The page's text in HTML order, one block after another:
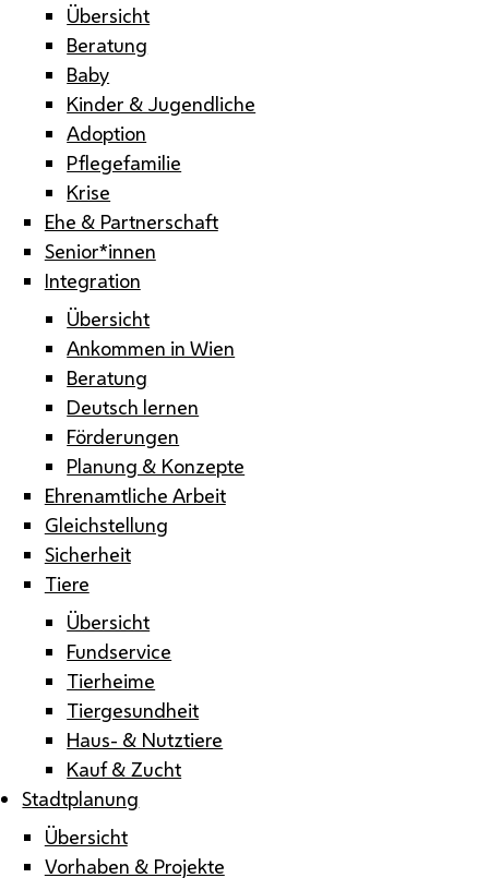
Übersicht
Beratung
Baby
Kinder & Jugendliche
Adoption
Pflegefamilie
Krise
Ehe & Partnerschaft
Senior*innen
Integration
Übersicht
Ankommen in Wien
Beratung
Deutsch lernen
Förderungen
Planung & Konzepte
Ehrenamtliche Arbeit
Gleichstellung
Sicherheit
Tiere
Übersicht
Fundservice
Tierheime
Tiergesundheit
Haus- & Nutztiere
Kauf & Zucht
Stadtplanung
Übersicht
Vorhaben & Projekte